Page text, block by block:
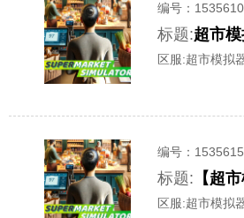
编号：
标题:超市
区服:超市模拟
编号：
标题: 【超
区服:超市模拟